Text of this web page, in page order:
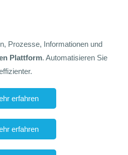
Prozesse, Informationen und
Plattform. Automatisieren Sie
erfahren
erfahren